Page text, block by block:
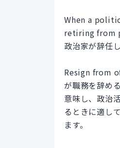
When a
retiring from
政治家が辞任
Resign from
が職務を辞め
意味し、政治
るときに適し
ます。